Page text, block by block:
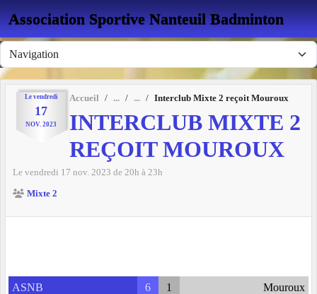
Association Sportive Nanteuil Badminton
Le vendredi
17
NOV. 2023
Accueil Interclub Mixte 2 reçoit Mouroux
INTERCLUB MIXTE 2
REÇOIT MOUROUX
Le vendredi 17 nov. 2023 de 20h à 23h
Mixte 2
ASNB 6 1 Mouroux